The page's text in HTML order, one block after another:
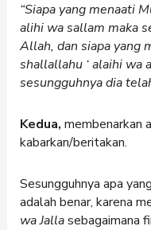
“Siapa yang menaati
alihi wa sallam maka
Allah, dan siapa yang
shallallahu ‘alaihi wa
sesungguhnya dia
Kedua, membenarkan
kabarkan/beritakan.
Sesungguhnya apa
adalah benar, karena
wa Jallasebagaimana